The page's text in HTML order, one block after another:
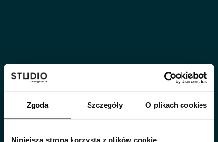
Zgoda Szczegóły O plikach cookies
Niniejsza strona korzysta z plików cookie